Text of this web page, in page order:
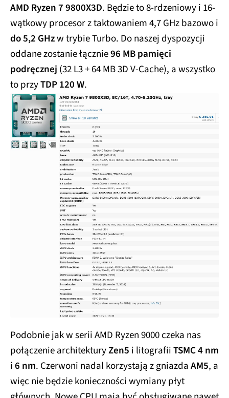
AMD Ryzen 7 9800X3D. Będzie to 8-rdzeniowy i 16-
wątkowy procesor z taktowaniem 4,7 GHz bazowo i
do 5,2 GHzw trybie Turbo. Do naszej dyspozycji
oddane zostanie łącznie96 MB pamięci
podręcznej (32 L3 + 64 MB 3D V-Cache), a wszystko
to przyTDP 120 W.
Podobnie jak w serii AMD Ryzen 9000 czeka nas
połączenie architekturyZen5 i litografiiTSMC 4 nm
i 6 nm. Czerwoni nadal korzystają z gniazdaAM5, a
więc nie będzie konieczności wymiany płyt